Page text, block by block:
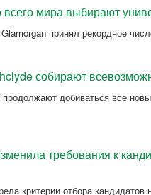
мира выбирают
принял рекордное
собирают
добиваться все
требования к
критерии отбора кандидатов